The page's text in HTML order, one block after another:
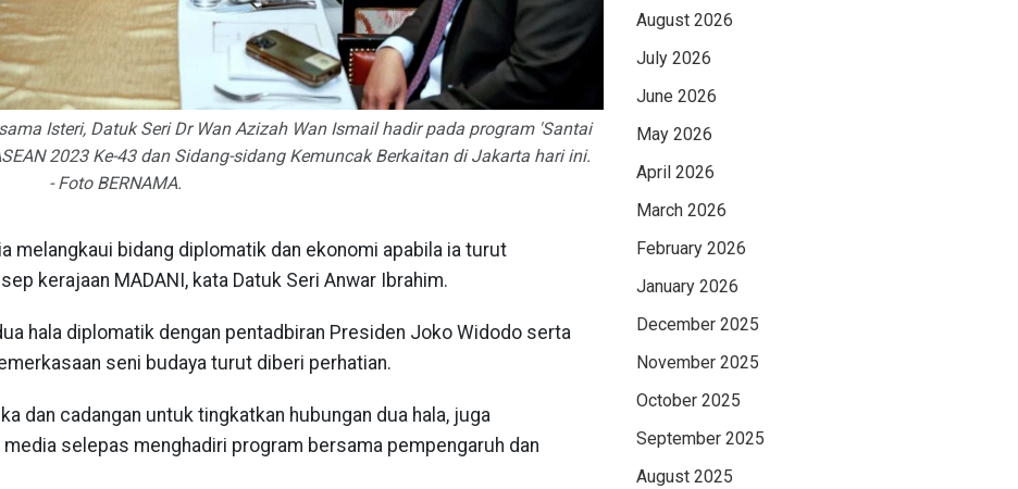
Isteri, Datuk Seri Dr Wan Azizah Wan Ismail hadir pada program 'Santai
2023 Ke-43 dan Sidang-sidang Kemuncak Berkaitan di Jakarta hari ini.
- Foto BERNAMA.
melangkaui bidang diplomatik dan ekonomi apabila ia turut
kerajaan MADANI, kata Datuk Seri Anwar Ibrahim.
hala diplomatik dengan pentadbiran Presiden Joko Widodo serta
seni budaya turut diberi perhatian.
dan cadangan untuk tingkatkan hubungan dua hala, juga
selepas menghadiri program bersama pempengaruh dan
August 2026
July 2026
June 2026
May 2026
April 2026
March 2026
February 2026
January 2026
December 2025
November 2025
October 2025
September 2025
August 2025